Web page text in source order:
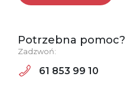
Potrzebna pomoc?
Zadzwoń:
61 853 99 10